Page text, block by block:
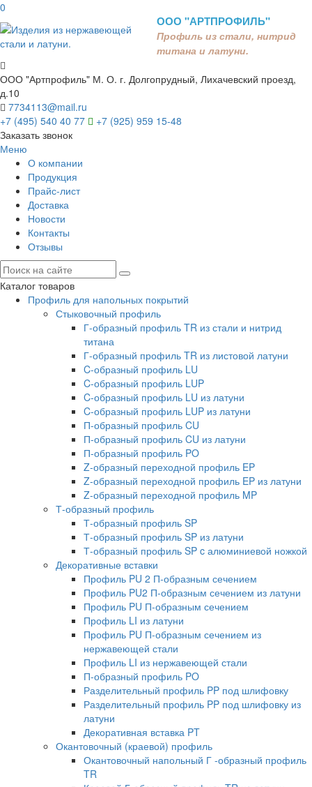
0
ООО "АРТПРОФИЛЬ"
Профиль из стали, нитрид
титана и латуни.
ООО "Артпрофиль" М. О. г. Долгопрудный, Лихачевский проезд,
д.10
7734113@mail.ru
+7 (495) 540 40 77
+7 (925) 959 15-48
Заказать звонок
Меню
О компании
Продукция
Прайс-лист
Доставка
Новости
Контакты
Отзывы
Каталог товаров
Профиль для напольных покрытий
Стыковочный профиль
Г-образный профиль TR из стали и нитрид
титана
Г-образный профиль TR из листовой латуни
C-образный профиль LU
C-образный профиль LUP
C-образный профиль LU из латуни
C-образный профиль LUP из латуни
П-образный профиль CU
П-образный профиль CU из латуни
П-образный профиль PO
Z-образный переходной профиль EP
Z-образный переходной профиль EP из латуни
Z-образный переходной профиль MP
Т-образный профиль
Т-образный профиль SP
Т-образный профиль SP из латуни
Т-образный профиль SP c алюминиевой ножкой
Декоративные вставки
Профиль PU 2 П-образным сечением
Профиль PU2 П-образным сечением из латуни
Профиль PU П-образным сечением
Профиль LI из латуни
Профиль PU П-образным сечением из
нержавеющей стали
Профиль LI из нержавеющей стали
П-образный профиль PO
Разделительный профиль PP под шлифовку
Разделительный профиль PP под шлифовку из
латуни
Декоративная вставка PT
Окантовочный (краевой) профиль
Окантовочный напольный Г -образный профиль
TR